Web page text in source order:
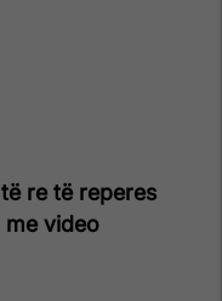
re të reperes
me video